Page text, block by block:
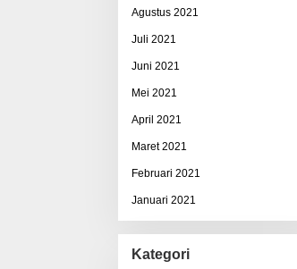
Agustus 2021
Juli 2021
Juni 2021
Mei 2021
April 2021
Maret 2021
Februari 2021
Januari 2021
Kategori